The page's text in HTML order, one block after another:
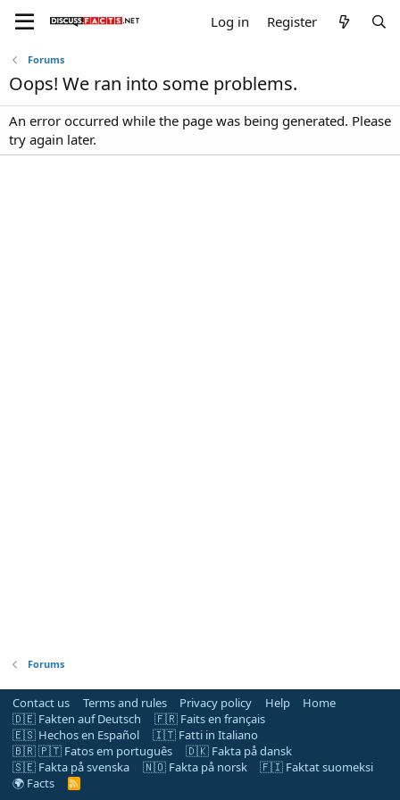
Log in Register
Forums
Oops! We ran into some problems.
An error occurred while the page was being generated. Please
try again later.
Forums
Contact us Terms and rules Privacy policy Help
Home
🇩🇪 Fakten auf Deutsch
🇫🇷 Faits en français
🇪🇸 Hechos en Español
🇮🇹 Fatti in Italiano
🇧🇷 🇵🇹 Fatos em português
🇩🇰 Fakta på dansk
🇸🇪 Fakta på svenska
🇳🇴 Fakta på norsk
🇫🇮 Faktat suomeksi
🌍 Facts
R